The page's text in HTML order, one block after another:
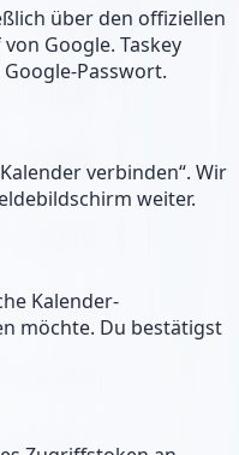
über den offiziellen
Google. Taskey
Passwort.
verbinden“. Wir
weiter.
Kalender-
möchte. Du bestätigst